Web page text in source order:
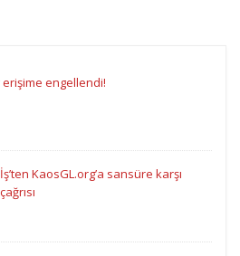
erişime engellendi!
KaosGL.org’a sansüre karşı